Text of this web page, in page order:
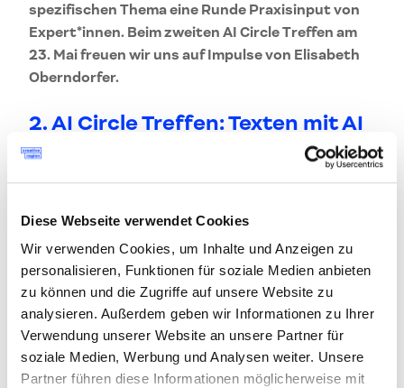
Diese Webseite verwendet Cookies
Wir verwenden Cookies, um Inhalte und Anzeigen zu
personalisieren, Funktionen für soziale Medien anbieten
zu können und die Zugriffe auf unsere Website zu
analysieren. Außerdem geben wir Informationen zu Ihrer
Verwendung unserer Website an unsere Partner für
soziale Medien, Werbung und Analysen weiter. Unsere
Partner führen diese Informationen möglicherweise mit
spezifischen Thema eine Runde Praxisinput von
Expert*innen. Beim zweiten AI Circle Treffen am
23. Mai freuen wir uns auf Impulse von Elisabeth
Oberndorfer.
2. AI Circle Treffen: Texten mit AI
Elisabeth Oberndorfer teilt ihre Erfahrungen mit
Künstlicher Intelligenz in der Textgenerierung und
Kreativbranche allgemein.
Die Impulsgeberin